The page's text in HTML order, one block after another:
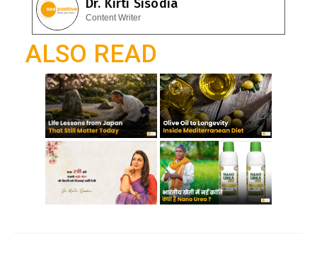
o
o
k
A
p
gr
a
m
Dr. Kirti Sisodia
Content Writer
ALSO READ